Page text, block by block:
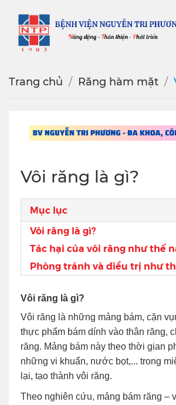
Trang chủ Răng hàm mặt
Vôi răng là gì?
Mục lục
Vôi răng là gì?
Tác hại của vôi răng như thế
Phòng tránh và điều trị như
Vôi răng là gì?
Vôi răng là những mảng bám, cặn
thực phẩm bám dính vào thân răng,
răng. Mảng bám này theo thời gian
những vi khuẩn, nước bọt,... trong
lại, tạo thành vôi răng.
Theo nghiên cứu, mảng bám răng –